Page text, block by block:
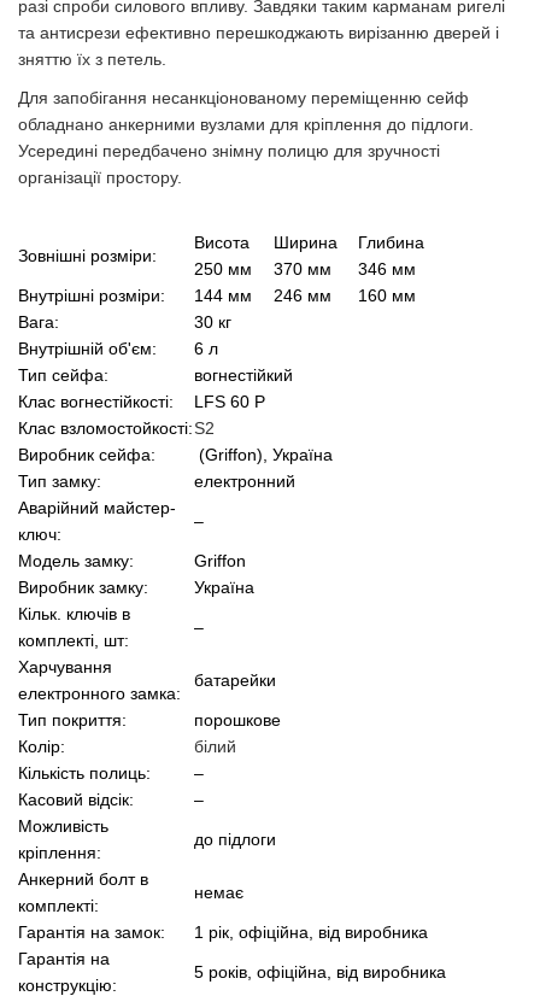
разі спроби силового впливу. Завдяки таким карманам ригелі
та антисрези ефективно перешкоджають вирізанню дверей і
зняттю їх з петель.
Для запобігання несанкціонованому переміщенню сейф
обладнано анкерними вузлами для кріплення до підлоги.
Усередині передбачено знімну полицю для зручності
організації простору.
Зовнішні розміри:
Висота
250 мм
Ширина
370 мм
Глибина
346 мм
Внутрішні розміри:
144 мм 246 мм
160 мм
Вага:
30 кг
Внутрішній об'єм:
6 л
Тип сейфа:
вогнестійкий
Клас вогнестійкості:
LFS 60 P
Клас взломостойкості:S2
Виробник сейфа:
(Griffon), Україна
Тип замку:
електронний
Аварійний майстер-
ключ:
–
Модель замку:
Griffon
Виробник замку:
Україна
Кільк. ключів в
комплекті, шт:
–
Харчування
електронного замка:
батарейки
Тип покриття:
порошкове
Колір:
білий
Кількість полиць:
–
Касовий відсік:
–
Можливість
кріплення:
до підлоги
Анкерний болт в
комплекті:
немає
Гарантія на замок:
1 рік, офіційна, від виробника
Гарантія на
конструкцію:
5 років, офіційна, від виробника